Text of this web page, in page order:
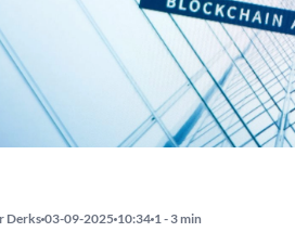
Derks 03-09-2025 10:34 1 - 3 min